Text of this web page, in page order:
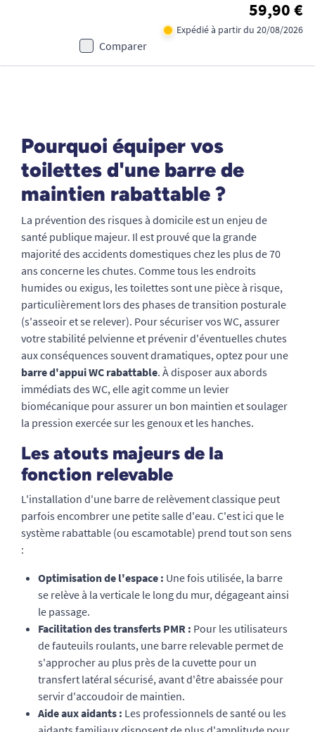
59,90 €
Expédié à partir du 20/08/2026
Comparer
Pourquoi équiper vos
toilettes d'une barre de
maintien rabattable ?
La prévention des risques à domicile est un enjeu de
santé publique majeur. Il est prouvé que la grande
majorité des accidents domestiques chez les plus de 70
ans concerne les chutes. Comme tous les endroits
humides ou exigus, les toilettes sont une pièce à risque,
particulièrement lors des phases de transition posturale
(s'asseoir et se relever). Pour sécuriser vos WC, assurer
votre stabilité pelvienne et prévenir d'éventuelles chutes
aux conséquences souvent dramatiques, optez pour une
barre d'appui WC rabattable. À disposer aux abords
immédiats des WC, elle agit comme un levier
biomécanique pour assurer un bon maintien et soulager
la pression exercée sur les genoux et les hanches.
Les atouts majeurs de la
fonction relevable
L'installation d'une barre de relèvement classique peut
parfois encombrer une petite salle d'eau. C'est ici que le
système rabattable (ou escamotable) prend tout son sens
:
Optimisation de l'espace : Une fois utilisée, la barre
se relève à la verticale le long du mur, dégageant ainsi
le passage.
Facilitation des transferts PMR : Pour les utilisateurs
de fauteuils roulants, une barre relevable permet de
s'approcher au plus près de la cuvette pour un
transfert latéral sécurisé, avant d'être abaissée pour
servir d'accoudoir de maintien.
Aide aux aidants : Les professionnels de santé ou les